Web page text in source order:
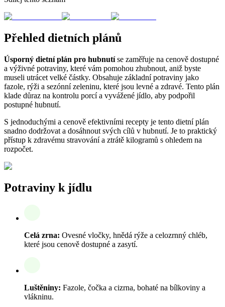
Přehled dietních plánů
Úsporný dietní plán pro hubnutíse zaměřuje na cenově dostupné
a výživné potraviny, které vám pomohou zhubnout, aniž byste
museli utrácet velké částky. Obsahuje základní potraviny jako
fazole, rýži a sezónní zeleninu, které jsou levné a zdravé. Tento plán
klade důraz na kontrolu porcí a vyvážené jídlo, aby podpořil
postupné hubnutí.
S jednoduchými a cenově efektivními recepty je tento dietní plán
snadno dodržovat a dosáhnout svých cílů v hubnutí. Je to praktický
přístup k zdravému stravování a ztrátě kilogramů s ohledem na
rozpočet.
Potraviny k jídlu
Celá zrna: Ovesné vločky, hnědá rýže a celozrnný chléb,
které jsou cenově dostupné a zasytí.
Luštěniny: Fazole, čočka a cizrna, bohaté na bílkoviny a
vlákninu.